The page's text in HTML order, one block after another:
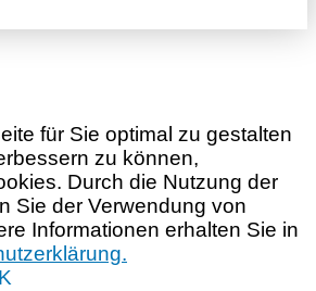
für Sie optimal zu gestalten
zu können,
Durch die Nutzung der
Sie der Verwendung von
Informationen erhalten Sie in